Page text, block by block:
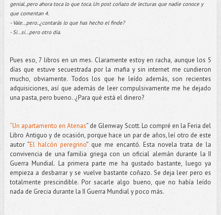
genial..pero ahora toca lo que toca. Un post coñazo de lecturas que nadie conoce y
que comentan 4.
- Vale…pero..¿contarás lo que has hecho el finde?
- Si...si...pero otro día.
Pues eso, 7 libros en un mes. Claramente estoy en racha, aunque los 5
días que estuve secuestrada por la mafia y sin internet me cundieron
mucho, obviamente. Todos los que he leído además, son recientes
adquisiciones, así que además de leer compulsivamente me he dejado
una pasta, pero bueno..¿Para qué está el dinero?
“Un apartamento en Atenas” de Glenway Scott. Lo compré en la Feria del
Libro Antiguo y de ocasión, porque hace un par de años, leí otro de este
autor “El halcón peregrino” que me encantó. Esta novela trata de la
convivencia de una familia griega con un oficial alemán durante la II
Guerra Mundial. La primera parte me ha gustado bastante, luego ya
empieza a desbarrar y se vuelve bastante coñazo. Se deja leer pero es
totalmente prescindible. Por sacarle algo bueno, que no había leído
nada de Grecia durante la II Guerra Mundial y poco más.